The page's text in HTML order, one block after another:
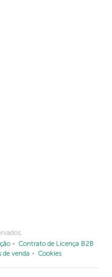
Contrato de Licença B2B
de venda Cookies